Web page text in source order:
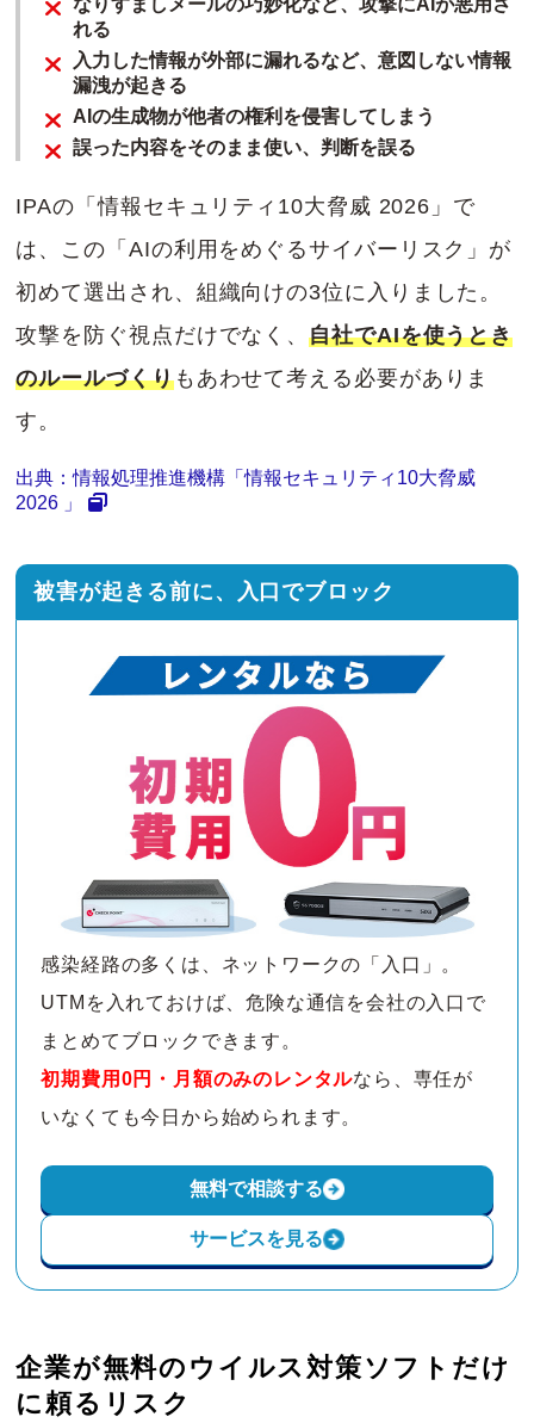
なりすましメールの巧妙化など、攻撃にAIが悪用さ
れる
入力した情報が外部に漏れるなど、意図しない情報
漏洩が起きる
AIの生成物が他者の権利を侵害してしまう
誤った内容をそのまま使い、判断を誤る
IPAの「情報セキュリティ10大脅威 2026」で
は、この「AIの利用をめぐるサイバーリスク」が
初めて選出され、組織向けの3位に入りました。
攻撃を防ぐ視点だけでなく、自社でAIを使うとき
のルールづくりもあわせて考える必要がありま
す。
出典：情報処理推進機構「情報セキュリティ10大脅威
2026 」
被害が起きる前に、入口でブロック
感染経路の多くは、ネットワークの「入口」。
UTMを入れておけば、危険な通信を会社の入口で
まとめてブロックできます。
初期費用0円・月額のみのレンタルなら、専任が
いなくても今日から始められます。
無料で相談する
サービスを見る
企業が無料のウイルス対策ソフトだけ
に頼るリスク